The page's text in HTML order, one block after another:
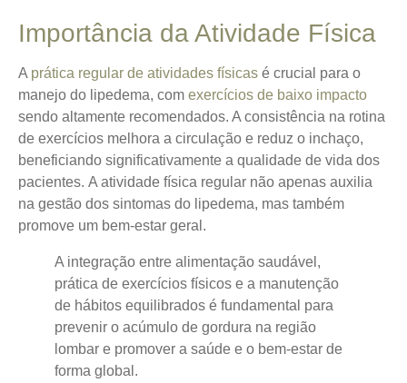
Importância da Atividade Física
A prática regular de atividades físicas é crucial para o
manejo do lipedema, com exercícios de baixo impacto
sendo altamente recomendados. A consistência na rotina
de exercícios melhora a circulação e reduz o inchaço,
beneficiando significativamente a qualidade de vida dos
pacientes. A atividade física regular não apenas auxilia
na gestão dos sintomas do lipedema, mas também
promove um bem-estar geral.
A integração entre alimentação saudável,
prática de exercícios físicos e a manutenção
de hábitos equilibrados é fundamental para
prevenir o acúmulo de gordura na região
lombar e promover a saúde e o bem-estar de
forma global.